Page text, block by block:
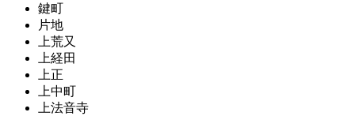
鍵町
片地
上荒又
上経田
上正
上中町
上法音寺